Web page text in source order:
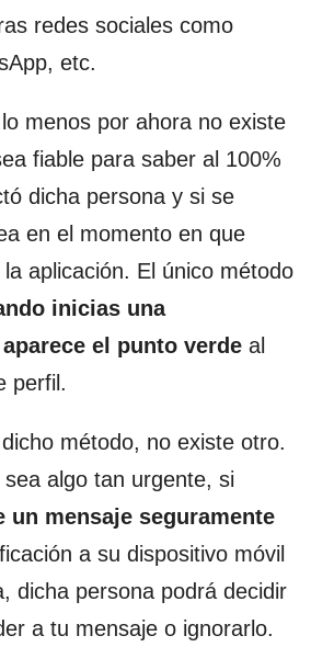
redes sociales como
etc.
menos por ahora no existe
fiable para saber al 100%
dicha persona y si se
en el momento en que
aplicación. El único método
inicias una
el punto verde al
perfil.
método, no existe otro.
algo tan urgente, si
un mensaje seguramente
a su dispositivo móvil
dicha persona podrá decidir
a tu mensaje o ignorarlo.